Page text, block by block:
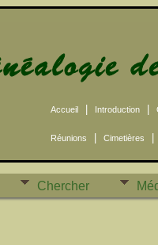
Accueil Introduction
Réunions Cimetières
Chercher